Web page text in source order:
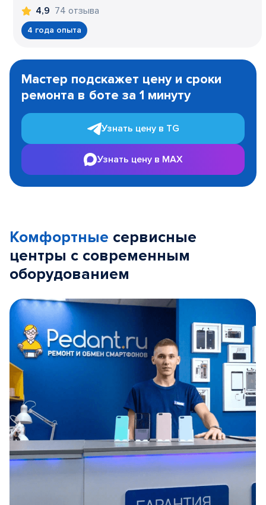
4,9 74 отзыва
4 года опыта
1
Мастер подскажет цену и сроки
ремонта в боте за 1 минуту
Узнать цену в TG
Узнать цену в MAX
Комфортные сервисные
центры с современным
оборудованием